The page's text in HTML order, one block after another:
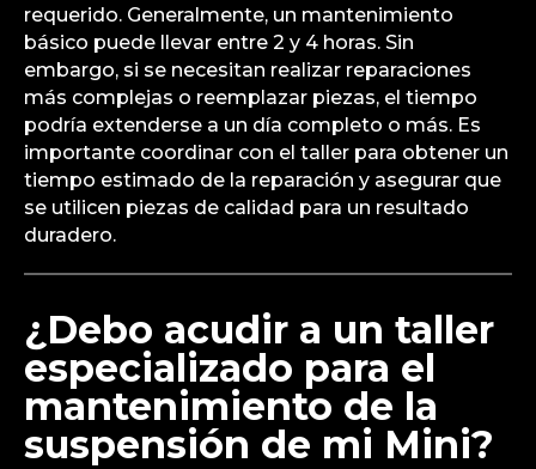
requerido. Generalmente, un mantenimiento
básico puede llevar entre 2 y 4 horas. Sin
embargo, si se necesitan realizar reparaciones
más complejas o reemplazar piezas, el tiempo
podría extenderse a un día completo o más. Es
importante coordinar con el taller para obtener un
tiempo estimado de la reparación y asegurar que
se utilicen piezas de calidad para un resultado
duradero.
¿Debo acudir a un taller
especializado para el
mantenimiento de la
suspensión de mi Mini?